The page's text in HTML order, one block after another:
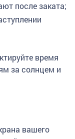
после заката;
время
за солнцем и
вашего